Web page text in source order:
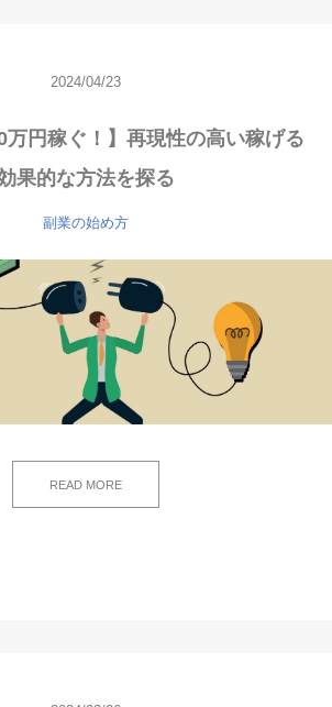
2024/04/23
万円稼ぐ！】再現性の高い稼げる
果的な方法を探る
副業の始め方
READ MORE